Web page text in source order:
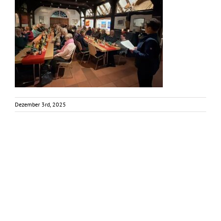
Dezember 3rd, 2025